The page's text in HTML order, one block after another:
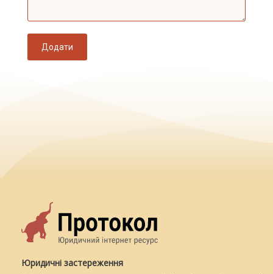
Додати
Юридичні застереження